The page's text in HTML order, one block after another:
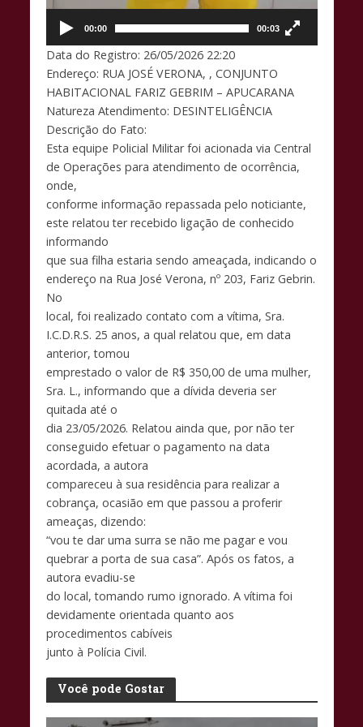
00:00 00:03
Data do Registro: 26/05/2026 22:20
Endereço: RUA JOSÉ VERONA, , CONJUNTO
HABITACIONAL FARIZ GEBRIM – APUCARANA
Natureza Atendimento: DESINTELIGÊNCIA
Descrição do Fato:
Esta equipe Policial Militar foi acionada via Central
de Operações para atendimento de ocorrência,
onde,
conforme informação repassada pelo noticiante,
este relatou ter recebido ligação de conhecido
informando
que sua filha estaria sendo ameaçada, indicando o
endereço na Rua José Verona, nº 203, Fariz Gebrin.
No
local, foi realizado contato com a vítima, Sra.
I.C.D.R.S. 25 anos, a qual relatou que, em data
anterior, tomou
emprestado o valor de R$ 350,00 de uma mulher,
Sra. L., informando que a dívida deveria ser
quitada até o
dia 23/05/2026. Relatou ainda que, por não ter
conseguido efetuar o pagamento na data
acordada, a autora
compareceu à sua residência para realizar a
cobrança, ocasião em que passou a proferir
ameaças, dizendo:
“vou te dar uma surra se não me pagar e vou
quebrar a porta de sua casa”. Após os fatos, a
autora evadiu-se
do local, tomando rumo ignorado. A vítima foi
devidamente orientada quanto aos
procedimentos cabíveis
junto à Polícia Civil.
Você pode Gostar